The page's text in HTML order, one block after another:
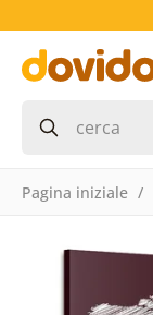
Pagina iniziale